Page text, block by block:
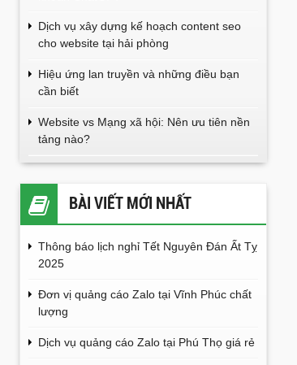
Dịch vụ xây dựng kế hoạch content seo
cho website tại hải phòng
Hiệu ứng lan truyền và những điều bạn
cần biết
Website vs Mạng xã hội: Nên ưu tiên nền
tảng nào?
BÀI VIẾT MỚI NHẤT
Thông báo lịch nghỉ Tết Nguyên Đán Ất Tỵ
2025
Đơn vị quảng cáo Zalo tại Vĩnh Phúc chất
lượng
Dịch vụ quảng cáo Zalo tại Phú Thọ giá rẻ